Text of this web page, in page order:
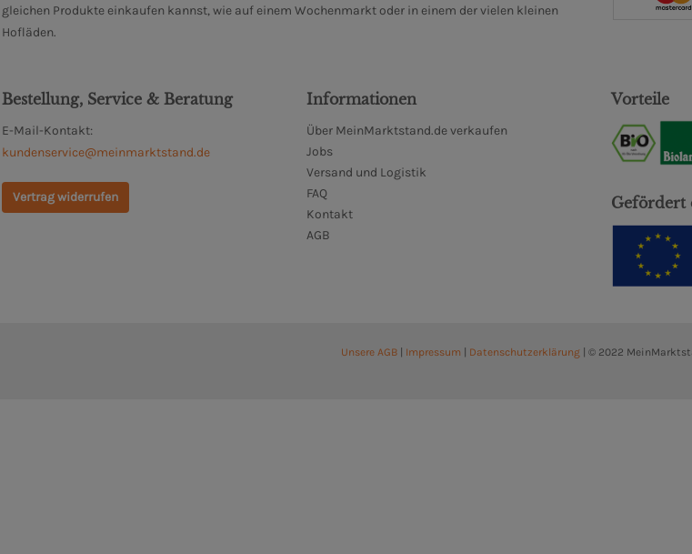
gleichen Produkte einkaufen kannst, wie auf einem Wochenmarkt oder in einem der vielen kleinen
Hofläden.
Bestellung, Service & Beratung
E-Mail-Kontakt:
kundenservice@meinmarktstand.de
Vertrag widerrufen
Informationen
Über MeinMarktstand.de verkaufen
Jobs
Versand und Logistik
FAQ
Kontakt
AGB
Vorteile
Gefördert
Unsere AGB | Impressum | Datenschutzerklärung | © 2022